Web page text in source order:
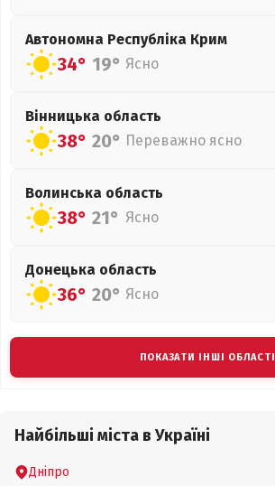
Автономна Республіка Крим
34° 19° Ясно
Вінницька область
38° 20° Переважно ясно
Волинська область
38° 21° Ясно
Донецька область
36° 20° Ясно
ПОКАЗАТИ ІНШІ ОБЛАСТІ
Найбільші міста в Україні
Дніпро